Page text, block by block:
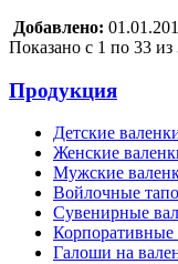
Добавлено:
Показано с 1 по 33
Продукция
Детские
Женские
Мужские
Войлочные
Сувенирные
Корпоративные
Галоши на